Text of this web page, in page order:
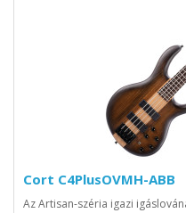
Cort C4PlusOVMH-ABB
Az Artisan-széria igazi